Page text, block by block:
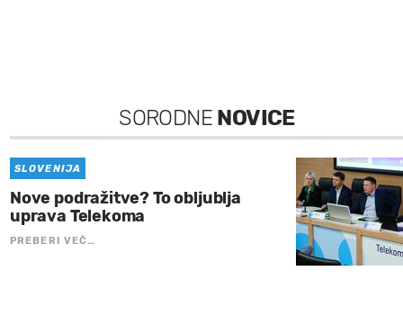
SORODNE NOVICE
SLOVENIJA
Nove podražitve? To obljublja
uprava Telekoma
PREBERI VEČ…